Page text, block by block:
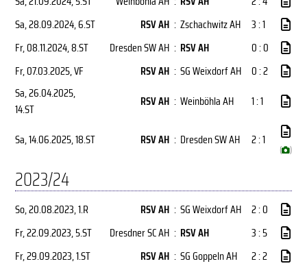
Sa, 28.09.2024, 6.ST RSV AH : Zschachwitz AH
3 : 1
Fr, 08.11.2024, 8.ST Dresden SW AH : RSV AH
0 : 0
Fr, 07.03.2025, VF RSV AH : SG Weixdorf AH 0 : 2
Sa, 26.04.2025,
14.ST
RSV AH : Weinböhla AH 1 : 1
Sa, 14.06.2025, 18.ST RSV AH : Dresden SW AH 2 : 1
( )
2023/24
So, 20.08.2023, 1.R RSV AH : SG Weixdorf AH 2 : 0
Fr, 22.09.2023, 5.ST Dresdner SC AH : RSV AH
3 : 5
Fr, 29.09.2023, 1.ST RSV AH : SG Goppeln AH
2 : 2